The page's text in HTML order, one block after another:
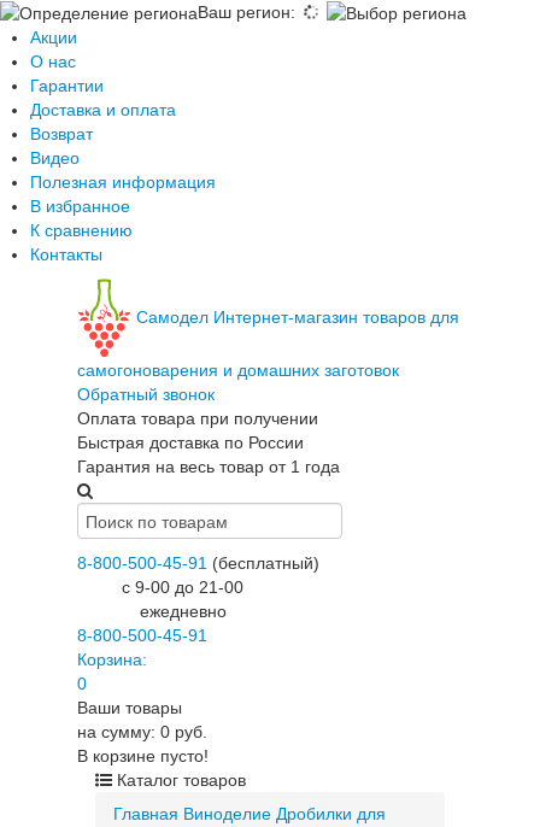
Ваш регион:
Акции
О нас
Гарантии
Доставка и оплата
Возврат
Видео
Полезная информация
В избранное
К сравнению
Контакты
Самодел Интернет-магазин товаров для
самогоноварения и домашних заготовок
Обратный звонок
Оплата товара при получении
Быстрая доставка по России
Гарантия на весь товар от 1 года
8-800-500-45-91 (бесплатный)
c 9-00 до 21-00
ежедневно
8-800-500-45-91
Корзина:
0
Ваши товары
на сумму: 0 руб.
В корзине пусто!
Каталог товаров
Главная Виноделие Дробилки для